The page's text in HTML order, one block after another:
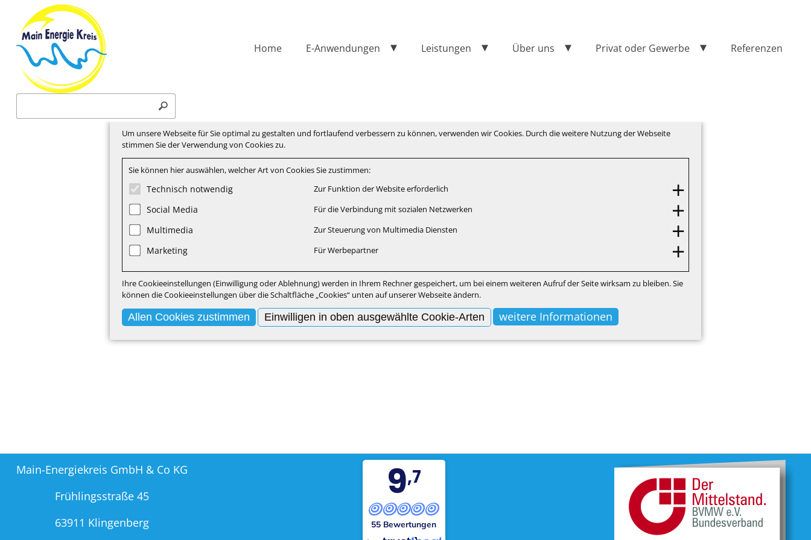
Home E-Anwendungen Leistungen Über uns Privat oder Gewerbe Referenzen
Um unsere Webseite für Sie optimal zu gestalten und fortlaufend verbessern zu können, verwenden wir Cookies. Durch die weitere Nutzung der Webseite
stimmen Sie der Verwendung von Cookies zu.
Sie können hier auswählen, welcher Art von Cookies Sie zustimmen:
Technisch notwendig Zur Funktion der Website erforderlich
Social Media Für die Verbindung mit sozialen Netzwerken
Multimedia Zur Steuerung von Multimedia Diensten
Marketing Für Werbepartner
Ihre Cookieeinstellungen (Einwilligung oder Ablehnung) werden in Ihrem Rechner gespeichert, um bei einem weiteren Aufruf der Seite wirksam zu bleiben. Sie
können die Cookieeinstellungen über die Schaltfläche „Cookies“ unten auf unserer Webseite ändern.
Allen Cookies zustimmen Einwilligen in oben ausgewählte Cookie-Arten weitere Informationen
Main-Energiekreis GmbH & Co KG
Frühlingsstraße 45
63911 Klingenberg
9,7
55 Bewertungen